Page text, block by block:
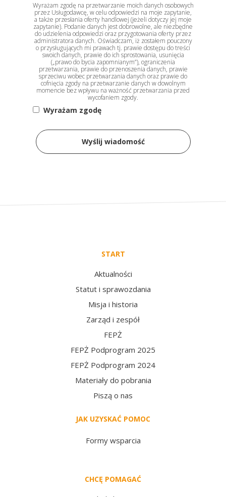
Wyrażam zgodę na przetwarzanie moich danych osobowych
przez Usługodawcę, w celu odpowiedzi na moje zapytanie,
a także przesłania oferty handlowej (jeżeli dotyczy jej moje
zapytanie). Podanie danych jest dobrowolne, ale niezbędne
do udzielenia odpowiedzi oraz przygotowania oferty przez
administratora danych. Oświadczam, iż zostałem pouczony
o przysługujących mi prawach tj. prawie dostępu do treści
swoich danych, prawie do ich sprostowania, usunięcia
(„prawo do bycia zapomnianym”), ograniczenia
przetwarzania, prawie do przenoszenia danych, prawie
sprzeciwu wobec przetwarzania danych oraz prawie do
cofnięcia zgody na przetwarzanie danych w dowolnym
momencie bez wpływu na ważność przetwarzania przed
wycofaniem zgody.
Wyrażam zgodę
Wyślij wiadomość
CHCĘ POMAGAĆ
JAK UZYSKAĆ POMOC
START
Formy wsparcia
Aktualności
Statut i sprawozdania
Misja i historia
Zarząd i zespół
FEPŻ
FEPŻ Podprogram 2025
FEPŻ Podprogram 2024
Materiały do pobrania
Piszą o nas